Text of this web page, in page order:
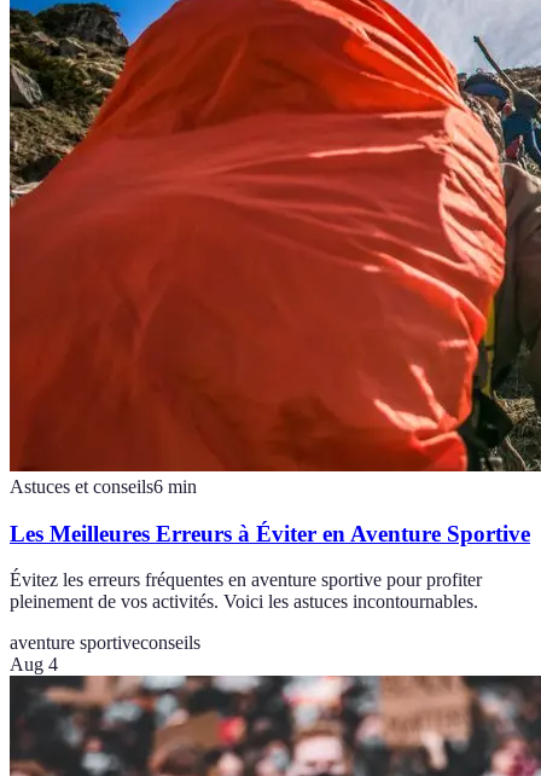
Astuces et conseils6 min
Les Meilleures Erreurs à Éviter en Aventure Sportive
Évitez les erreurs fréquentes en aventure sportive pour profiter
pleinement de vos activités. Voici les astuces incontournables.
aventure sportiveconseils
Aug 4